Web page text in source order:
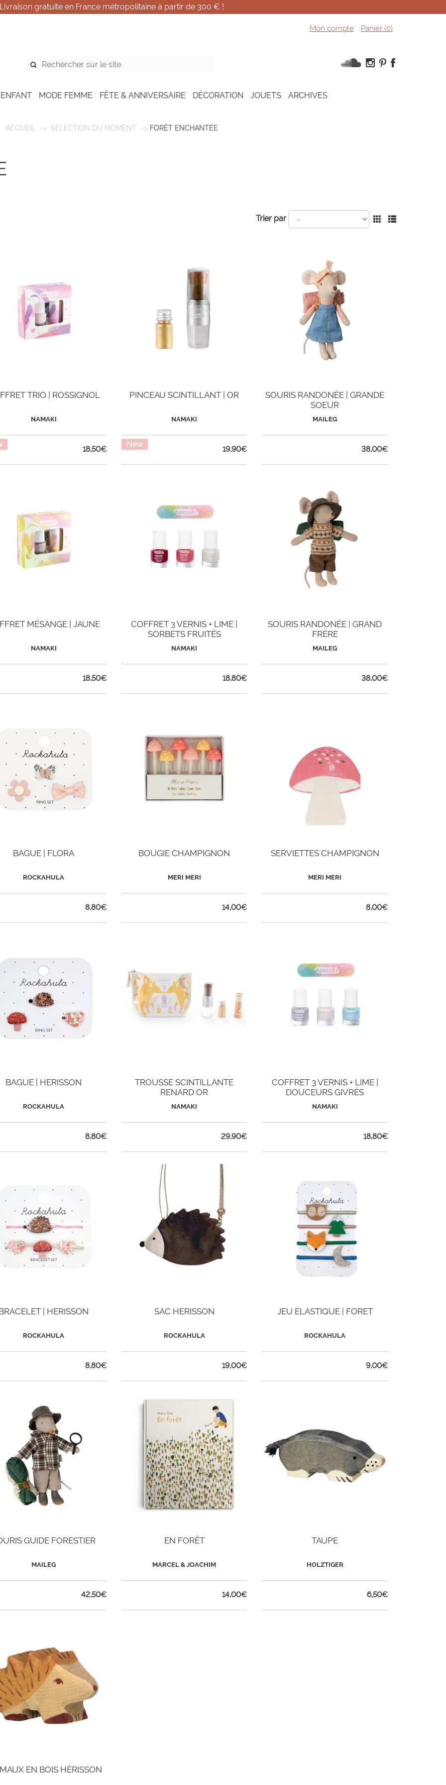
gratuite en France métropolitaine à partir de 300 € !
Mon compte Panier (0)
MODE FEMME FÊTE & ANNIVERSAIRE DÉCORATION JOUETS ARCHIVES
ACCUEIL SÉLECTION DU MOMENT FORÊT ENCHANTÉE
Trier par
TRIO | ROSSIGNOL
NAMAKI
18,50€
PINCEAU SCINTILLANT | OR
NAMAKI
New
19,90€
SOURIS RANDONÉE | GRANDE
SOEUR
MAILEG
38,00€
MÉSANGE | JAUNE
NAMAKI
18,50€
COFFRET 3 VERNIS + LIME |
SORBETS FRUITÉS
NAMAKI
18,80€
SOURIS RANDONÉE | GRAND
FRÈRE
MAILEG
38,00€
BAGUE | FLORA
ROCKAHULA
8,80€
BOUGIE CHAMPIGNON
MERI MERI
14,00€
SERVIETTES CHAMPIGNON
MERI MERI
8,00€
BAGUE | HERISSON
ROCKAHULA
8,80€
TROUSSE SCINTILLANTE
RENARD OR
NAMAKI
29,90€
COFFRET 3 VERNIS + LIME |
DOUCEURS GIVRÉS
NAMAKI
18,80€
| HERISSON
ROCKAHULA
8,80€
SAC HERISSON
ROCKAHULA
19,00€
JEU ÉLASTIQUE | FORET
ROCKAHULA
9,00€
GUIDE FORESTIER
MAILEG
42,50€
EN FORÊT
MARCEL & JOACHIM
14,00€
TAUPE
HOLZTIGER
6,50€
EN BOIS HÉRISSON